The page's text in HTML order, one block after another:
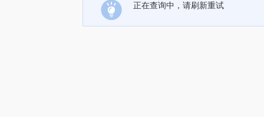
正在查询中，请刷新重试